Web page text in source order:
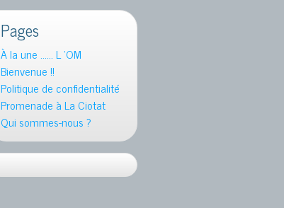
Pages
À la une …… L ‘OM
Bienvenue !!
Politique de confidentialité
Promenade à La Ciotat
Qui sommes-nous ?